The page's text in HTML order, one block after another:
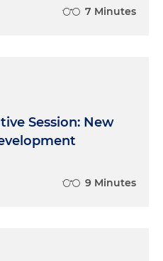
7 Minutes
Session: New
9 Minutes